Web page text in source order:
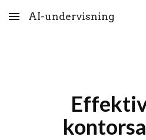
Skip to main content
AI-undervisning